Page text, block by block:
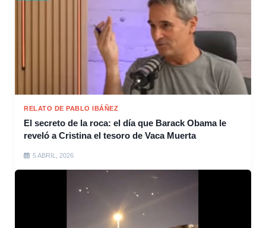
RELATO DE PABLO IBÁÑEZ
El secreto de la roca: el día que Barack Obama le
reveló a Cristina el tesoro de Vaca Muerta
5 ABRIL, 2026